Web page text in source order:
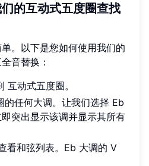
的互动式五度圈查找
。以下是您如何使用我们的
音替换：
互动式五度圈。
的任何大调。让我们选择 Eb
突出显示该调并显示其所有
看和弦列表。Eb 大调的 V